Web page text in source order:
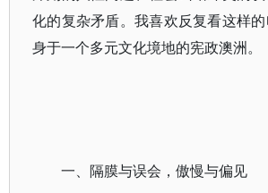
化的复杂矛盾。我喜欢反复看这样
身于一个多元文化境地的宪政澳洲。
一、隔膜与误会，傲慢与偏见